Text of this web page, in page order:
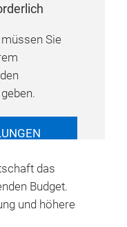
Sie
das
Budget.
und höhere